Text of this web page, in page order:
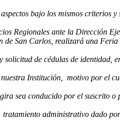
bajo los mismos criterios
Regionales ante la Dirección
de San Carlos, realizará una
de cédulas de identidad,
Institución, motivo por el
sea conducido por el suscrito
administrativo dado